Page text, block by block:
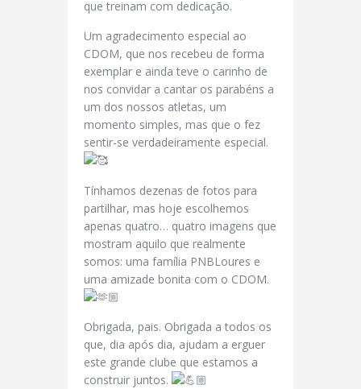
que treinam com dedicação.
Um agradecimento especial ao
CDOM, que nos recebeu de forma
exemplar e ainda teve o carinho de
nos convidar a cantar os parabéns a
um dos nossos atletas, um
momento simples, mas que o fez
sentir-se verdadeiramente especial.
Tínhamos dezenas de fotos para
partilhar, mas hoje escolhemos
apenas quatro… quatro imagens que
mostram aquilo que realmente
somos: uma família PNBLoures e
uma amizade bonita com o CDOM.
Obrigada, pais. Obrigada a todos os
que, dia após dia, ajudam a erguer
este grande clube que estamos a
construir juntos.